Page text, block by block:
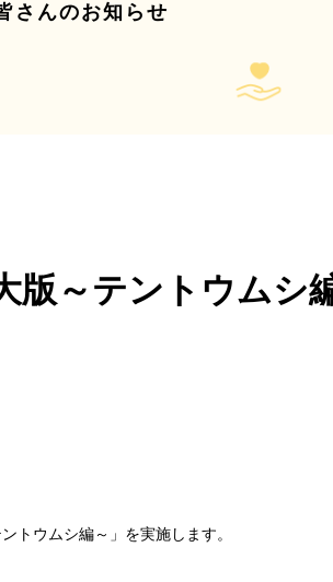
さんのお知らせ
版～テントウムシ
トウムシ編～」を実施します。